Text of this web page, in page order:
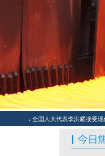
全国人大代表李洪耀接受现